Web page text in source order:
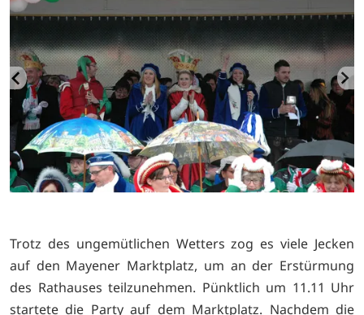
Trotz des ungemütlichen Wetters zog es viele Jecken
auf den Mayener Marktplatz, um an der Erstürmung
des Rathauses teilzunehmen. Pünktlich um 11.11 Uhr
startete die Party auf dem Marktplatz. Nachdem die